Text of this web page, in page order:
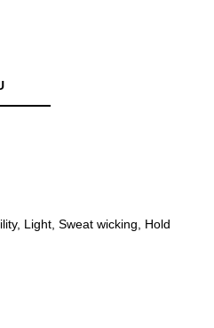
Light, Sweat wicking, Hold